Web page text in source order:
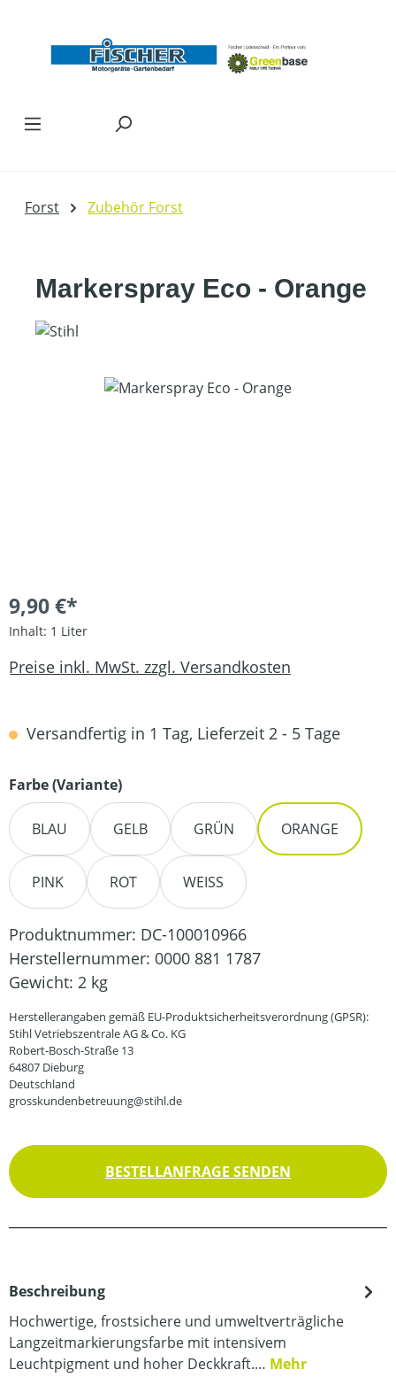
Forst Zubehör Forst
Markerspray Eco - Orange
Bildergalerie überspringen
9,90 €*
Inhalt: 1 Liter
Preise inkl. MwSt. zzgl. Versandkosten
Versandfertig in 1 Tag, Lieferzeit 2 - 5 Tage
Farbe (Variante)auswählen
BLAU GELB GRÜN ORANGE
PINK ROT WEISS
Produktnummer: DC-100010966
Herstellernummer: 0000 881 1787
Gewicht: 2 kg
Herstellerangaben gemäß EU-Produktsicherheitsverordnung (GPSR):
Stihl Vetriebszentrale AG & Co. KG
Robert-Bosch-Straße 13
64807 Dieburg
Deutschland
grosskundenbetreuung@stihl.de
BESTELLANFRAGE SENDEN
Beschreibung
Hochwertige, frostsichere und umweltverträgliche
Langzeitmarkierungsfarbe mit intensivem
Leuchtpigment und hoher Deckkraft.… Mehr